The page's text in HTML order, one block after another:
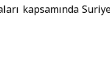
kapsamında